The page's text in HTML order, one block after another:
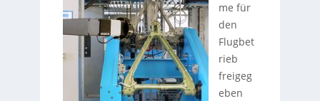
me für
den
Flugbet
rieb
freigeg
eben